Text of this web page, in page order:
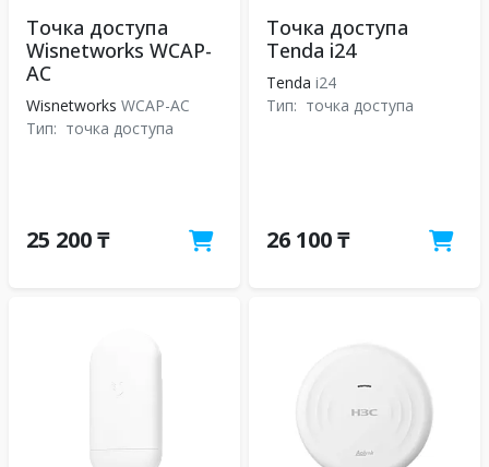
Точка доступа
Wisnetworks WCAP-
AC
Wisnetworks WCAP-AC
Тип: точка доступа
25 200 ₸
Точка доступа
Tenda i24
Tenda i24
Тип: точка доступа
26 100 ₸